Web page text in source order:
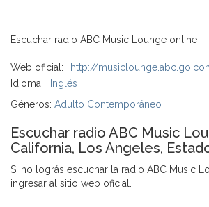
Escuchar radio ABC Music Lounge online
Web oficial:
http://
Idioma:
Inglés
Géneros: Adulto Contemporáneo
Escuchar radio ABC Music
California, Los Angeles,
Si no lográs escuchar la radio ABC Music
ingresar al sitio web oficial.